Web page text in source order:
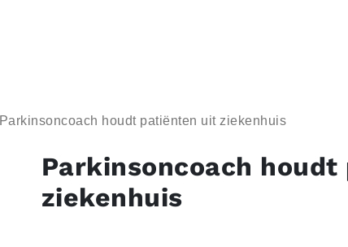
Parkinsoncoach houdt patiënten uit ziekenhuis
Parkinsoncoach
ziekenhuis